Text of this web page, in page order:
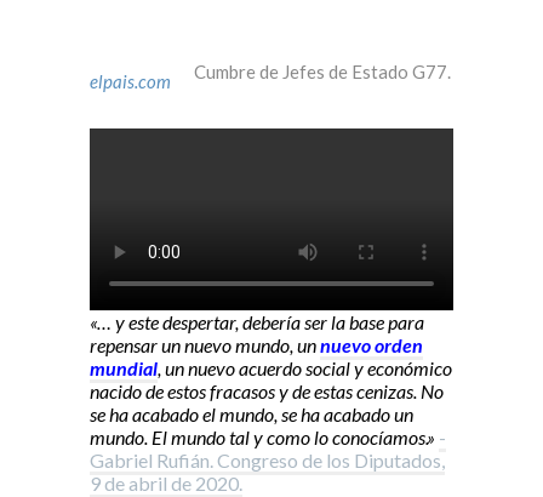
elpais.com Cumbre de Jefes de Estado G77.
«… y este despertar, debería ser la base para
repensar un nuevo mundo, unnuevo orden
mundial, un nuevo acuerdo social y económico
nacido de estos fracasos y de estas cenizas. No
se ha acabado el mundo, se ha acabado un
mundo. El mundo tal y como lo conocíamos.» -
Gabriel Rufián. Congreso de los Diputados,
9 de abril de 2020.